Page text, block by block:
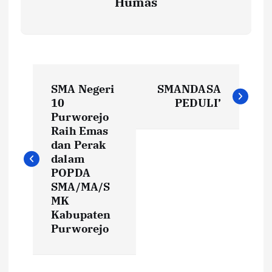
t
SMA Negeri
10
Purworejo
Raih Emas
dan Perak
dalam
POPDA
SMA/MA/S
MK
Kabupaten
Purworejo
SMANDASA
PEDULI’